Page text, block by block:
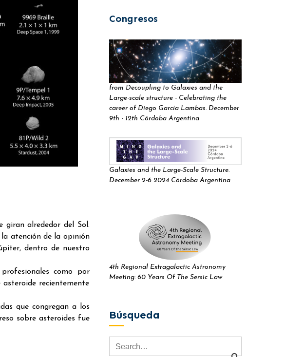
giran alrededor del Sol.
atención de la opinión
dentro de nuestro
como por
recientemente
que congregan a los
sobre asteroides fue
Congresos
from Decoupling to Galaxies and the
Large-scale structure - Celebrating the
career of Diego García Lambas. December
9th - 12th Córdoba Argentina
Galaxies and the Large-Scale Structure.
December 2-6 2024 Córdoba Argentina
4th Regional Extragalactic Astronomy
Meeting: 60 Years Of The Sersic Law
Búsqueda